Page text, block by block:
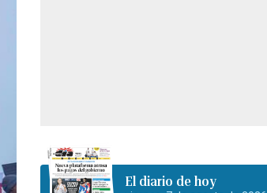
El diario de hoy